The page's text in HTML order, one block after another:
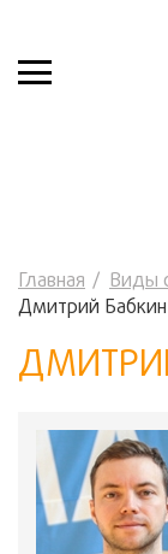
Главная Виды
Дмитрий Бабкин